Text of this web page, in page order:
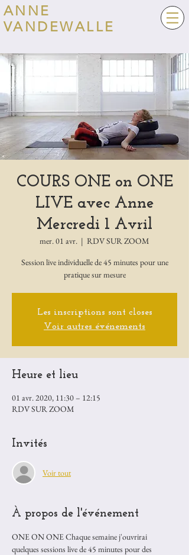
ANNE
VANDEWALLE
COURS ONE on ONE
LIVE avec Anne
Mercredi 1 Avril
mer. 01 avr.
  |
RDV SUR ZOOM
Session live individuelle de 45 minutes pour une
pratique sur mesure
Les inscriptions sont closes
Voir autres événements
Heure et lieu
01 avr. 2020, 11:30 – 12:15
RDV SUR ZOOM
Invités
Voir tout
À propos de l'événement
ONE ON ONE Chaque semaine j'ouvrirai
quelques sessions live de 45 minutes pour des